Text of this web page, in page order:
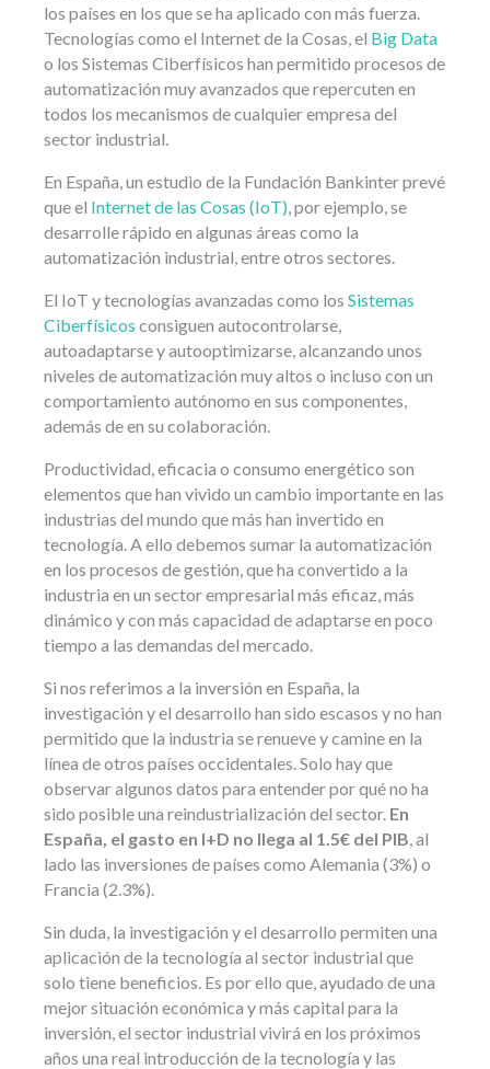
los países en los que se ha aplicado con más fuerza.
Tecnologías como el Internet de la Cosas, el Big Data
o los Sistemas Ciberfísicos han permitido procesos de
automatización muy avanzados que repercuten en
todos los mecanismos de cualquier empresa del
sector industrial.
En España, un estudio de la Fundación Bankinter prevé
que el Internet de las Cosas (IoT) , por ejemplo, se
desarrolle rápido en algunas áreas como la
automatización industrial, entre otros sectores.
El IoT y tecnologías avanzadas como los Sistemas
Ciberfísicos consiguen autocontrolarse,
autoadaptarse y autooptimizarse, alcanzando unos
niveles de automatización muy altos o incluso con un
comportamiento autónomo en sus componentes,
además de en su colaboración.
Productividad, eficacia o consumo energético son
elementos que han vivido un cambio importante en las
industrias del mundo que más han invertido en
tecnología. A ello debemos sumar la automatización
en los procesos de gestión, que ha convertido a la
industria en un sector empresarial más eficaz, más
dinámico y con más capacidad de adaptarse en poco
tiempo a las demandas del mercado.
Si nos referimos a la inversión en España, la
investigación y el desarrollo han sido escasos y no han
permitido que la industria se renueve y camine en la
línea de otros países occidentales. Solo hay que
observar algunos datos para entender por qué no ha
sido posible una reindustrialización del sector. En
España, el gasto en I+D no llega al 1.5€ del PIB , al
lado las inversiones de países como Alemania (3%) o
Francia (2.3%).
Sin duda, la investigación y el desarrollo permiten una
aplicación de la tecnología al sector industrial que
solo tiene beneficios. Es por ello que, ayudado de una
mejor situación económica y más capital para la
inversión, el sector industrial vivirá en los próximos
años una real introducción de la tecnología y las